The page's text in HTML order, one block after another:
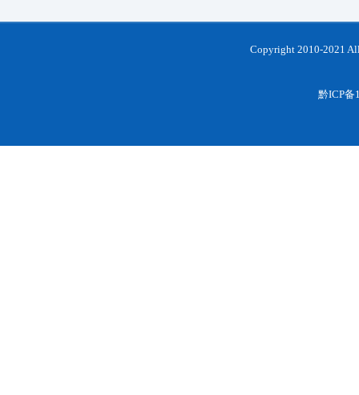
Copyright 2010-2021
黔ICP备